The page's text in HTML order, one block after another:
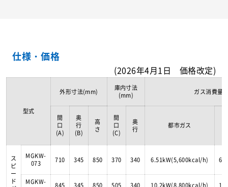
仕様・価格
(2026年4月1日 価格改定)
型式
外形寸法(mm)
庫内寸法
(mm)
ガス消費量
間
口
(A)
奥
行
(B)
高
さ
間
口
(C)
奥
行
都市ガス
ス
ピ
ー
ド
MGKW-
073
710 345 850 370 340 6.51kW(5,600kcal/h)
MGKW-
845 345 850 505 340 10.2kW(8,800kcal/h)